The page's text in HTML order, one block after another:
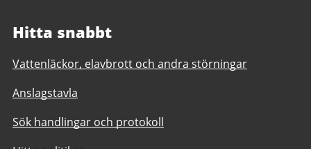
Hitta snabbt
Vattenläckor, elavbrott och andra störningar
Anslagstavla
Sök handlingar och protokoll